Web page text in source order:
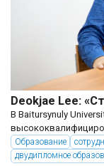
Deokjae Lee:
В Baitursynuly
именем своя
этом учебном году
Образование
двудипломное